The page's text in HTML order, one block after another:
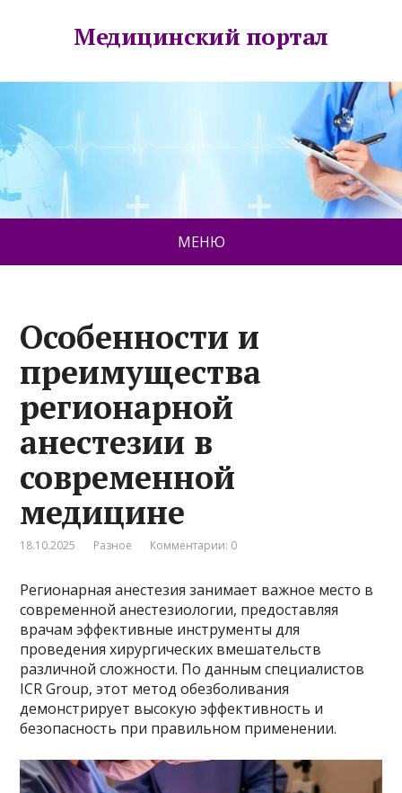
Медицинский портал
МЕНЮ
Особенности и
преимущества
регионарной
анестезии в
современной
медицине
18.10.2025 Разное Комментарии: 0
Регионарная анестезия занимает важное место в
современной анестезиологии, предоставляя
врачам эффективные инструменты для
проведения хирургических вмешательств
различной сложности. По данным специалистов
ICR Group, этот метод обезболивания
демонстрирует высокую эффективность и
безопасность при правильном применении.